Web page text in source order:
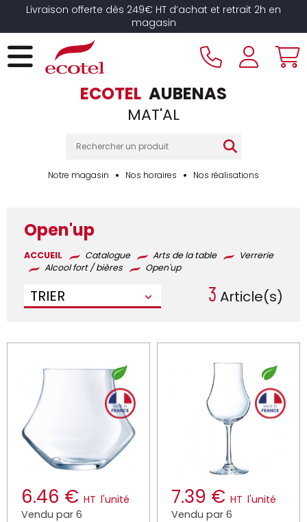
Livraison offerte dès 249€ HT d’achat et retrait 2h en
magasin
ECOTEL AUBENAS
MAT'AL
Notre magasin Nos horaires Nos réalisations
Open'up
ACCUEIL Catalogue Arts de la table
Verrerie
Alcool fort / bières
Open'up
TRIER 3 Article(s)
6.46 € HT l'unité
Vendu par 6
7.39 € HT l'unité
Vendu par 6
Panneau de gestion des cookies